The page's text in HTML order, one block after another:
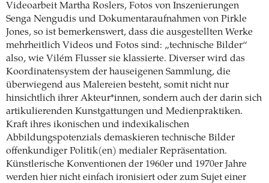
Videoarbeit Martha Roslers, Fotos von Inszenierungen
Senga Nengudis und Dokumentaraufnahmen von Pirkle
Jones, so ist bemerkenswert, dass die ausgestellten Werke
mehrheitlich Videos und Fotos sind: „technische Bilder“
also, wie Vilém Flusser sie klassierte. Diverser wird das
Koordinatensystem der hauseigenen Sammlung, die
überwiegend aus Malereien besteht, somit nicht nur
hinsichtlich ihrer Akteur*innen, sondern auch der darin sich
artikulierenden Kunstgattungen und Medienpraktiken.
Kraft ihres ikonischen und indexikalischen
Abbildungspotenzials demaskieren technische Bilder
offenkundiger Politik(en) medialer Repräsentation.
Künstlerische Konventionen der 1960er und 1970er Jahre
werden hier nicht einfach ironisiert oder zum Sujet einer